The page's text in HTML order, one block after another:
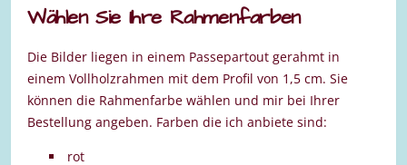
Wählen Sie Ihre Rahmenfarben
Die Bilder liegen in einem Passepartout gerahmt in
einem Vollholzrahmen mit dem Profil von 1,5 cm. Sie
können die Rahmenfarbe wählen und mir bei Ihrer
Bestellung angeben. Farben die ich anbiete sind:
rot